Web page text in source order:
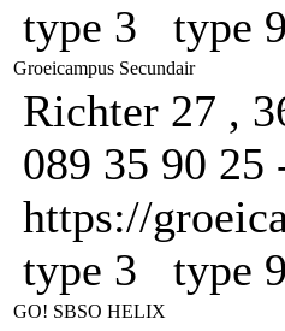
type 3 type
Groeicampus Secundair
Richter 27 ,
089 35 90 25
https://
type 3 type
GO! SBSO HELIX